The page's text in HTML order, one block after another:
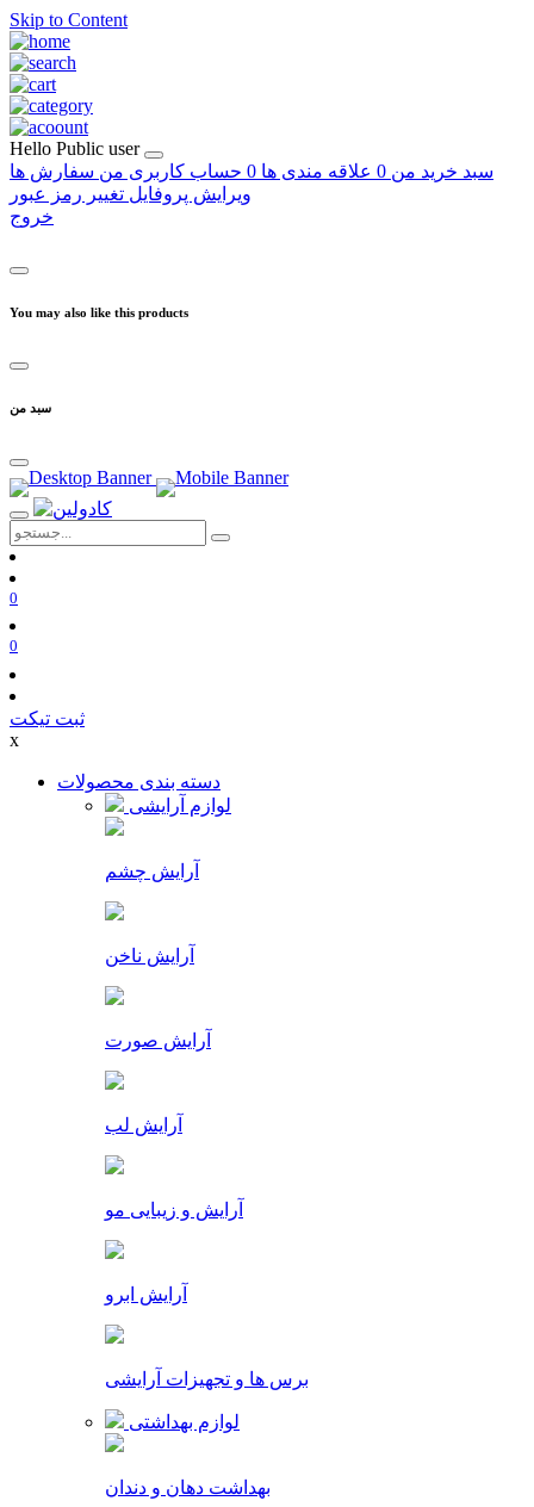
Skip to Content
Hello Public user
سبد خرید من 0 علاقه مندی ها 0 حساب کاربری من سفارش ها
ویرایش پروفایل تغییر رمز عبور
خروج
You may also like this products
سبد من
0
0
ثبت تیکت
x
دسته بندی محصولات
لوازم آرایشی
آرایش چشم
آرایش ناخن
آرایش صورت
آرایش لب
آرایش و زیبایی مو
آرایش ابرو
برس ها و تجهیزات آرایشی
لوازم بهداشتی
بهداشت دهان و دندان